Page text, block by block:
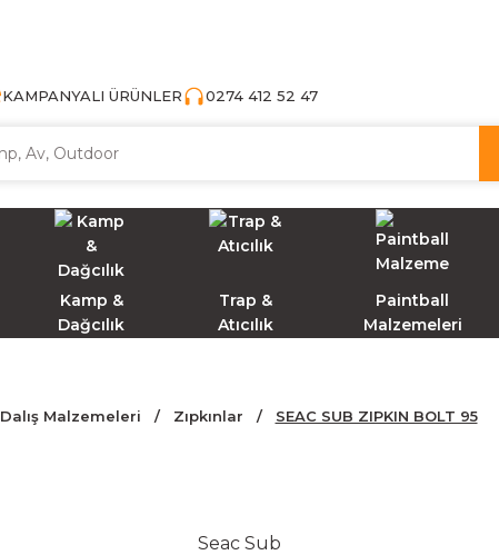
KAMPANYALI ÜRÜNLER 0274 412 52 47
Kamp &
Dağcılık
Trap &
Atıcılık
Paintball
Malzemeleri
Dalış Malzemeleri Zıpkınlar SEAC SUB ZIPKIN BOLT 95
Seac Sub